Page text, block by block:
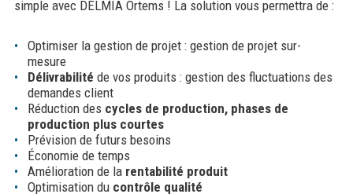
simple avec DELMIA Ortems ! La solution vous permettra de :
Optimiser la gestion de projet : gestion de projet sur-
mesure
Délivrabilité de vos produits : gestion des fluctuations des
demandes client
Réduction des cycles de production, phases de
production plus courtes
Prévision de futurs besoins
Économie de temps
Amélioration de la rentabilité produit
Optimisation du contrôle qualité